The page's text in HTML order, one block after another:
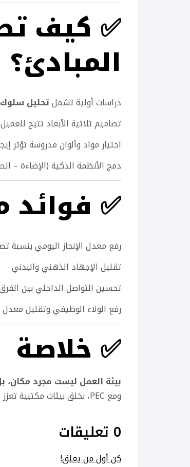
✅
المبادئ؟
دراسات أولية تشملتحليل
تصاميم ثلاثية الأبعاد تتيح
اختيار مواد وألوان مدروسة تؤثر
دمج الأنظمة الذكية (الإضاءة –
✅ فوائد
رفع معدل الإنجاز اليومي بنسبة تصل
تقليل الإجهاد الذهني والبدني
تحسين التواصل الداخلي بين
رفع الولاء الوظيفي وتقليل
✅ خلاصة
بيئة العمل ليست مجرد مكان،
ومع PEC، نخلق بيئات مكتبية تعزز الإبداع، الراحة، والتفاعل، لتدفع أداء مؤسستك نحو الأفضل.
0 تعليقات
كن أول من يعلق!